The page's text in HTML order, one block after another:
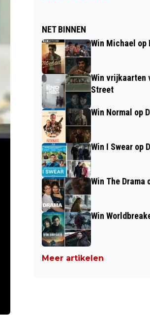
NET BINNEN
Win Michael op
Win vrijkaarten
Street
Win Normal op
Win I Swear op
Win The Drama
Win
Meer artikelen